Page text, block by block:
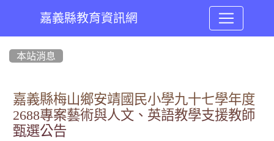
嘉義縣教育資訊網
本站消息
嘉義縣梅山鄉安靖國民小學九十七學年度
2688專案藝術與人文、英語教學支援教師
甄選公告